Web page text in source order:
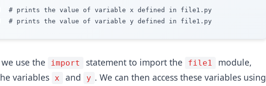
# prints the value of variable x defined in file1.py
use the import statement to import the file1
module,
variables
x and y . We can then access these variables using